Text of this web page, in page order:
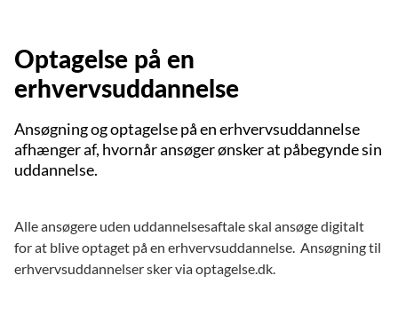
Optagelse på en
erhvervsuddannelse
Ansøgning og optagelse på en erhvervsuddannelse
afhænger af, hvornår ansøger ønsker at påbegynde sin
uddannelse.
Alle ansøgere uden uddannelsesaftale skal ansøge digitalt
for at blive optaget på en erhvervsuddannelse. Ansøgning til
erhvervsuddannelser sker via optagelse.dk.